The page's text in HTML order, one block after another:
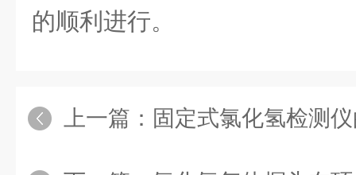
的顺利进行。
上一篇： 固定式氯化氢检测